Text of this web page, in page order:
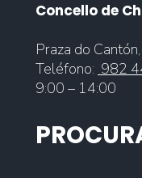
Concello de
Praza do
Teléfono: 982
9:00 – 14:00